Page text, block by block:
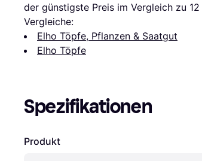
der günstigste Preis im Vergleich zu 12
Vergleiche:
Elho Töpfe, Pflanzen & Saatgut
Elho Töpfe
Spezifikationen
Produkt